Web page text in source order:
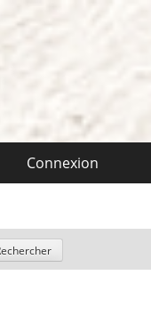
Connexion